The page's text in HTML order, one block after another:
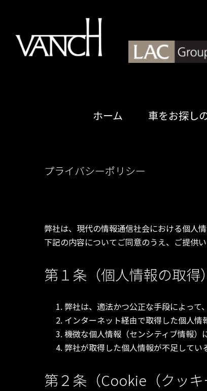
content
ホーム 車をお探し
プライバシーポリシー
弊社は、現代の情報通信社会における個人
下記の内容についてご同意のうえ、ご提供
第１条（個人情報の取得）
弊社は、適法かつ公正な手段によって
インターネット経由で取得した個人情
機微な個人情報（センシティブ情報）
弊社が取得した個人情報が不足してい
第２条（Cookie（クッキ